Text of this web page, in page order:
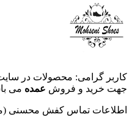
کاربر گرامی: محصولات در
جهت خرید و فروش عمده می
اطلاعات تماس کفش محسنی